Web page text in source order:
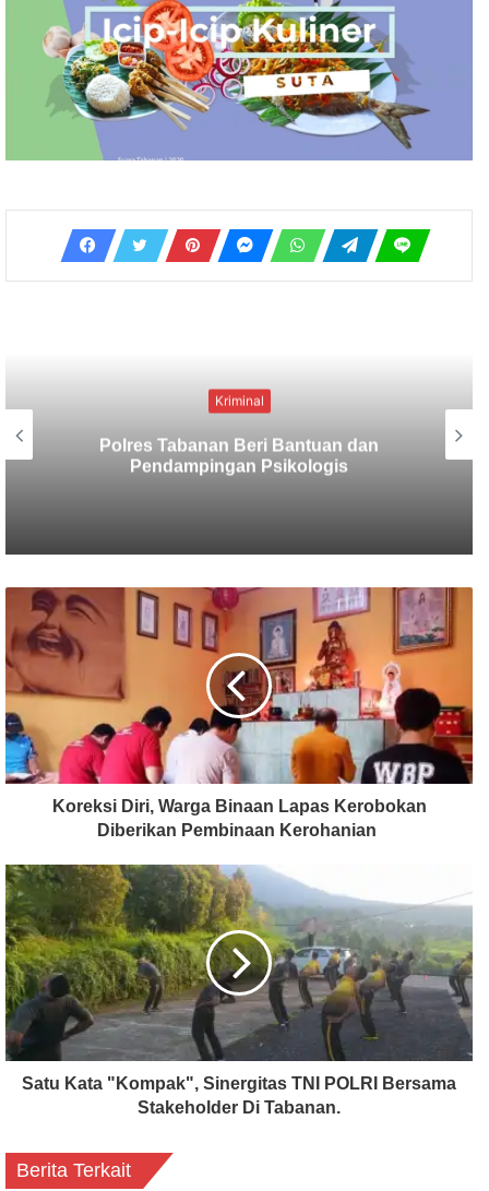
Kriminal
Berbekal CCTV, Pelaku Tabrak Lari
Terungkap
Koreksi Diri, Warga Binaan Lapas Kerobokan
Diberikan Pembinaan Kerohanian
Satu Kata "Kompak", Sinergitas TNI POLRI Bersama
Stakeholder Di Tabanan.
Berita Terkait